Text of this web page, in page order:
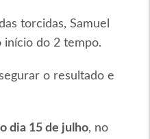
torcidas, Samuel
início do 2 tempo.
o resultado e
dia 15 de julho, no